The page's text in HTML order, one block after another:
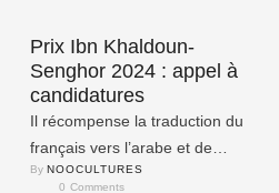
Prix Ibn Khaldoun-
Senghor 2024 : appel à
candidatures
Il récompense la traduction du
français vers l’arabe et de
l’arabe vers le français d’une
By NOOCULTURES
0 Comments